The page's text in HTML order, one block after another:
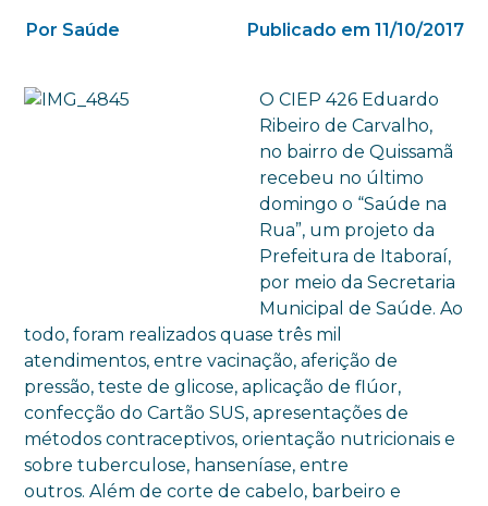
Por Saúde Publicado em 11/10/2017
O CIEP 426 Eduardo
Ribeiro de Carvalho,
no bairro de Quissamã
recebeu no último
domingo o “Saúde na
Rua”, um projeto da
Prefeitura de Itaboraí,
por meio da Secretaria
Municipal de Saúde. Ao
todo, foram realizados quase três mil
atendimentos, entre vacinação, aferição de
pressão, teste de glicose, aplicação de flúor,
confecção do Cartão SUS, apresentações de
métodos contraceptivos, orientação nutricionais e
sobre tuberculose, hanseníase, entre
outros. Além de corte de cabelo, barbeiro e